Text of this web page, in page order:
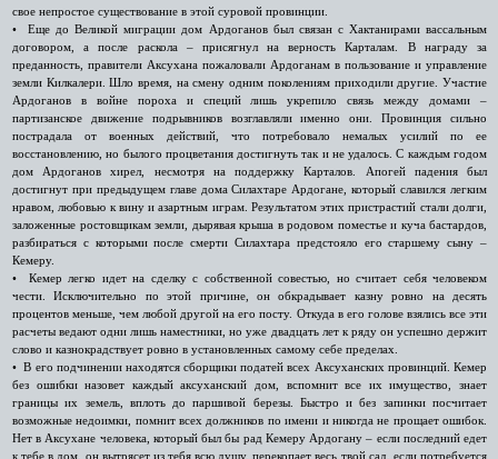
свое непростое существование в этой суровой провинции.
• Еще до Великой миграции дом Ардоганов был связан с Хактанирами вассальным
договором, а после раскола – присягнул на верность Карталам. В награду за
преданность, правители Аксухана пожаловали Ардоганам в пользование и управление
земли Килкалери. Шло время, на смену одним поколениям приходили другие. Участие
Ардоганов в войне пороха и специй лишь укрепило связь между домами –
партизанское движение подрывников возглавляли именно они. Провинция сильно
пострадала от военных действий, что потребовало немалых усилий по ее
восстановлению, но былого процветания достигнуть так и не удалось. С каждым годом
дом Ардоганов хирел, несмотря на поддержку Карталов. Апогей падения был
достигнут при предыдущем главе дома Силахтаре Ардогане, который славился легким
нравом, любовью к вину и азартным играм. Результатом этих пристрастий стали долги,
заложенные ростовщикам земли, дырявая крыша в родовом поместье и куча бастардов,
разбираться с которыми после смерти Силахтара предстояло его старшему сыну –
Кемеру.
• Кемер легко идет на сделку с собственной совестью, но считает себя человеком
чести. Исключительно по этой причине, он обкрадывает казну ровно на десять
процентов меньше, чем любой другой на его посту. Откуда в его голове взялись все эти
расчеты ведают одни лишь наместники, но уже двадцать лет к ряду он успешно держит
слово и казнокрадствует ровно в установленных самому себе пределах.
• В его подчинении находятся сборщики податей всех Аксуханских провинций. Кемер
без ошибки назовет каждый аксуханский дом, вспомнит все их имущество, знает
границы их земель, вплоть до паршивой березы. Быстро и без запинки посчитает
возможные недоимки, помнит всех должников по имени и никогда не прощает ошибок.
Нет в Аксухане человека, который был бы рад Кемеру Ардогану – если последний едет
к тебе в дом, он вытрясет из тебя всю душу, перекопает весь твой сад, если потребуется